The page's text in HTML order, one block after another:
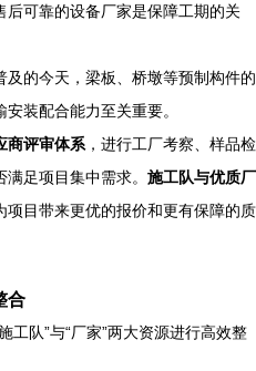
可靠的设备厂家是保障工期的关
及的今天，梁板、桥墩等预制构件的
装配合能力至关重要。
商评审体系 ，进行工厂考察、样品检
足项目集中需求。 施工队与优质厂
项目带来更优的报价和更有保障的质
合
工队”与“厂家”两大资源进行高效整